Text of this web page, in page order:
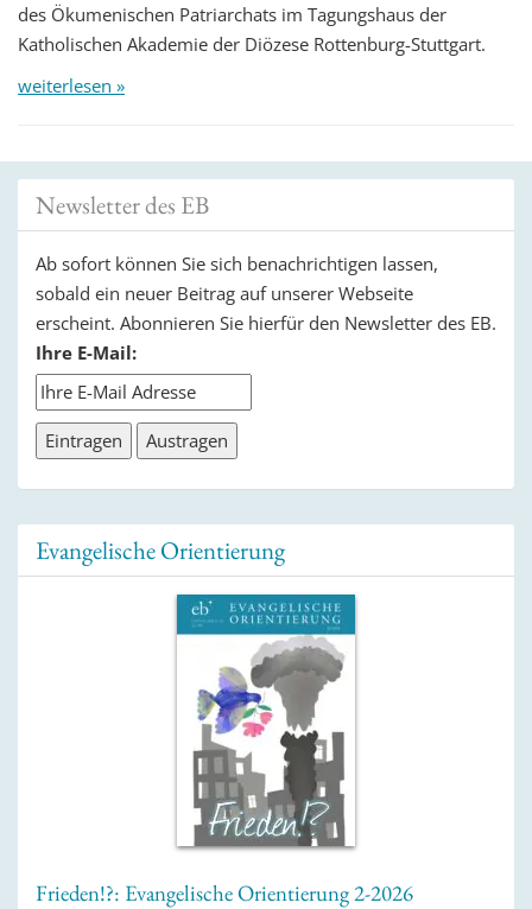
des Ökumenischen Patriarchats im Tagungshaus der
Katholischen Akademie der Diözese Rottenburg-Stuttgart.
weiterlesen »
Newsletter des EB
Ab sofort können Sie sich benachrichtigen lassen,
sobald ein neuer Beitrag auf unserer Webseite
erscheint. Abonnieren Sie hierfür den Newsletter des EB.
Ihre E-Mail:
Evangelische Orientierung
Frieden!?: Evangelische Orientierung 2-2026